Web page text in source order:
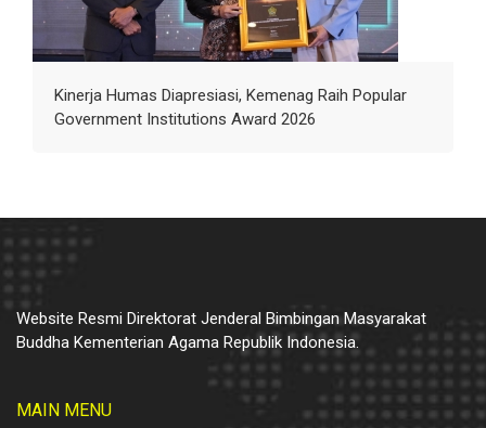
Kinerja Humas Diapresiasi, Kemenag Raih Popular
Government Institutions Award 2026
Website Resmi Direktorat Jenderal Bimbingan Masyarakat
Buddha Kementerian Agama Republik Indonesia.
MAIN MENU